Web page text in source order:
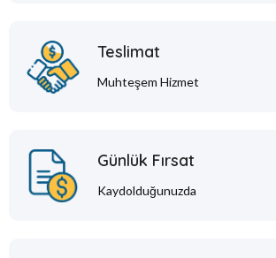
Teslimat
Muhteşem Hizmet
Günlük Fırsat
Kaydolduğunuzda